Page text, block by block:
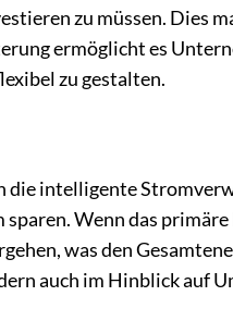
zu müssen. Dies
ermöglicht es
zu gestalten.
die intelligente
Wenn das primäre
was den
auch im Hinblick auf